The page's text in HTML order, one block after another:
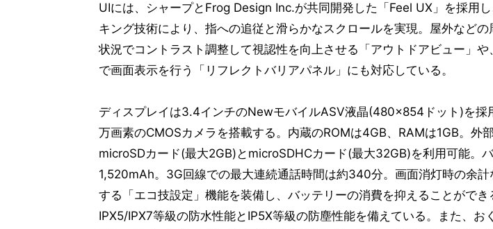
UIには、シャープとFrog Design Inc.が共同開発した「Feel UX」を採用
キング技術により、指への追従と滑らかなスクロールを実現。屋外など
状況でコントラスト調整して視認性を向上させる「アウトドアビュー」
で画面表示を行う「リフレクトバリアパネル」にも対応している。
ディスプレイは3.4インチのNewモバイルASV液晶(480×854ドット)を採
万画素のCMOSカメラを搭載する。内蔵のROMは4GB、RAMは1GB。外部
microSDカード(最大2GB)とmicroSDHCカード(最大32GB)を利用可能。
1,520mAh。3G回線での最大連続通話時間は約340分。画面消灯時の余計
する「エコ技設定」機能を装備し、バッテリーの消費を抑えることができ
IPX5/IPX7等級の防水性能とIP5X等級の防塵性能を備えている。また、お